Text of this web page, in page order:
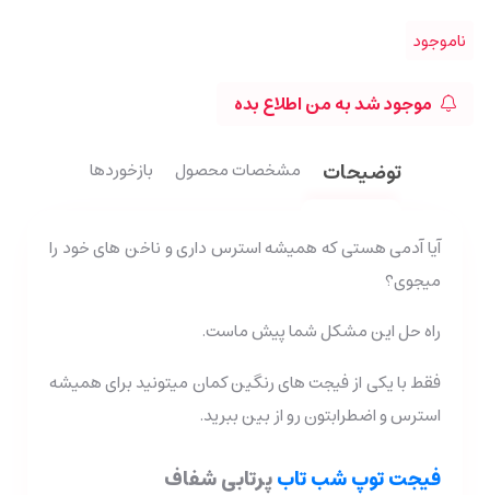
ناموجود
موجود شد به من اطلاع بده
توضیحات مشخصات محصول بازخوردها
آیا آدمی هستی که همیشه استرس داری و ناخن های خود را
میجوی؟
راه حل این مشکل شما پیش ماست.
فقط با یکی از فیجت های رنگین کمان میتونید برای همیشه
استرس و اضطرابتون رو از بین ببرید.
فیجت توپ شب تابپرتابی شفاف